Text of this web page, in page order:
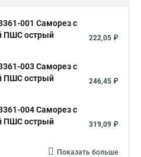
001 Саморез с
ПШС острый
222,05 ₽
003 Саморез с
ПШС острый
246,45 ₽
004 Саморез с
ПШС острый
319,09 ₽
Показать больше